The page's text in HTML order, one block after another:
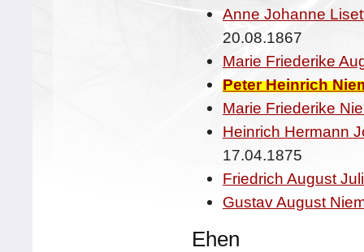
Anne Johanne
20.08.1867
Marie Friederike
Peter Heinrich
Marie Friederike
Heinrich Hermann
17.04.1875
Friedrich August
Gustav August
Ehen